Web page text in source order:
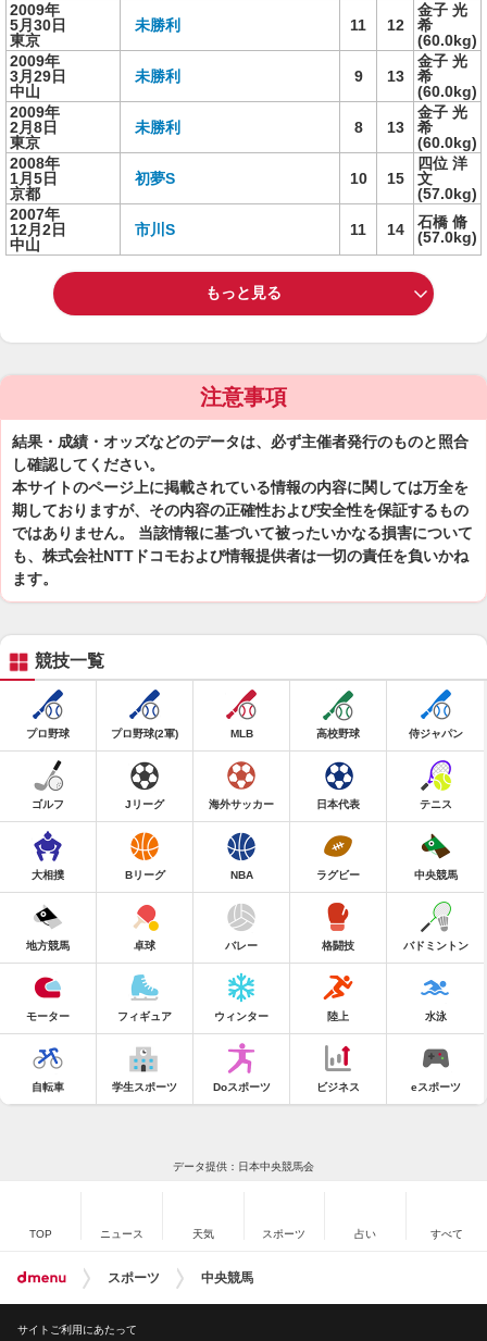
2009年
5月30日
東京
未勝利 11 12
金子 光
希
(60.0kg)
2009年
3月29日
中山
未勝利 9 13
金子 光
希
(60.0kg)
2009年
2月8日
東京
未勝利 8 13
金子 光
希
(60.0kg)
2008年
1月5日
京都
初夢S 10 15
四位 洋
文
(57.0kg)
2007年
12月2日
中山
市川S 11 14
石橋 脩
(57.0kg)
もっと見る
注意事項
結果・成績・オッズなどのデータは、必ず主催者発行のものと照合
し確認してください。
本サイトのページ上に掲載されている情報の内容に関しては万全を
期しておりますが、その内容の正確性および安全性を保証するもの
ではありません。 当該情報に基づいて被ったいかなる損害について
も、株式会社NTTドコモおよび情報提供者は一切の責任を負いかね
ます。
競技一覧
プロ野球 プロ野球(2軍) MLB 高校野球 侍ジャパン
ゴルフ Jリーグ 海外サッカー 日本代表 テニス
大相撲 Bリーグ NBA ラグビー 中央競馬
地方競馬 卓球 バレー 格闘技 バドミントン
モーター フィギュア ウィンター 陸上 水泳
自転車 学生スポーツ Doスポーツ ビジネス eスポーツ
データ提供：日本中央競馬会
TOP ニュース 天気 スポーツ 占い すべて
スポーツ 中央競馬
サイトご利用にあたって